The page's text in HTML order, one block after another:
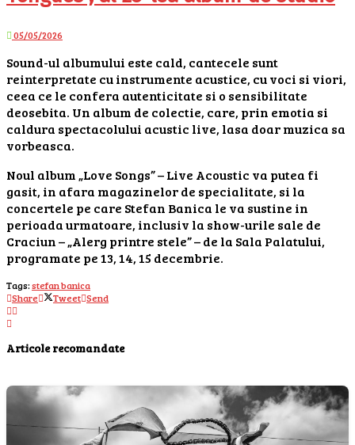
05/05/2026
Sound-ul albumului este cald, cantecele sunt
reinterpretate cu instrumente acustice, cu voci si viori,
ceea ce le confera autenticitate si o sensibilitate
deosebita. Un album de colectie, care, prin emotia si
caldura spectacolului acustic live, lasa doar muzica sa
vorbeasca.
Noul album „Love Songs” – Live Acoustic va putea fi
gasit, in afara magazinelor de specialitate, si la
concertele pe care Stefan Banica le va sustine in
perioada urmatoare, inclusiv la show-urile sale de
Craciun – „Alerg printre stele” – de la Sala Palatului,
programate pe 13, 14, 15 decembrie.
Tags:stefan banica
Share
Tweet Send
Articole recomandate